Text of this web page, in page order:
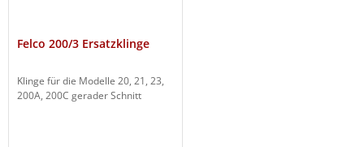
Felco 200/3 Ersatzklinge
Klinge für die Modelle 20, 21, 23,
200A, 200C gerader Schnitt